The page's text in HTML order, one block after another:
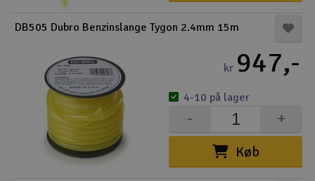
DB505 Dubro Benzinslange Tygon 2.4mm 15m
kr 947,-
Køb
+
-
4-10 på lager